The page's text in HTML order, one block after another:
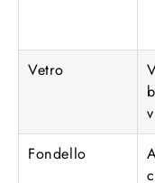
Vetro
Fondello